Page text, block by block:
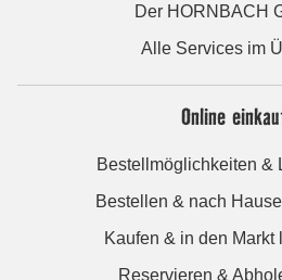
Der HORNBACH
Alle Services im
Online
Bestellmöglichkeiten &
Bestellen & nach
Kaufen & in den Markt
Reservieren &